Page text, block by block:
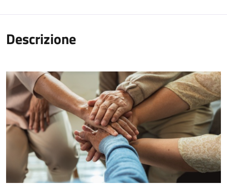
Descrizione